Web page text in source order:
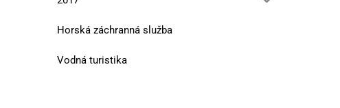
Horská záchranná služba
Vodná turistika